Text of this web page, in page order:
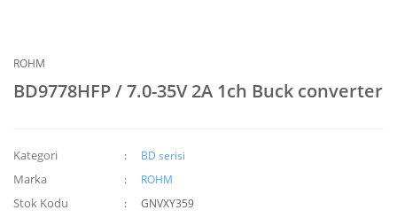
ROHM
BD9778HFP / 7.0-35V 2A 1ch Buck converter
Kategori BD serisi
Marka ROHM
Stok Kodu GNVXY359